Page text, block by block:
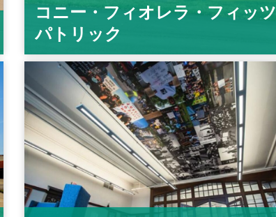
コニー・フィオレラ・フィッツ
パトリック